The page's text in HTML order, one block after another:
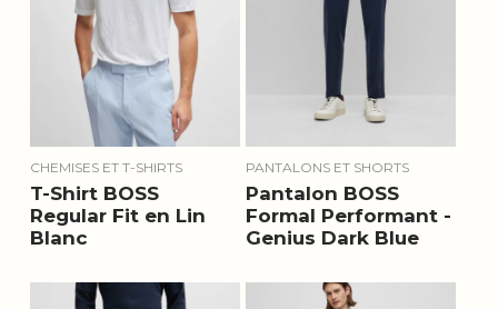
CHEMISES ET T-SHIRTS
T-Shirt BOSS
Regular Fit en Lin
Blanc
PANTALONS ET SHORTS
Pantalon BOSS
Formal Performant -
Genius Dark Blue